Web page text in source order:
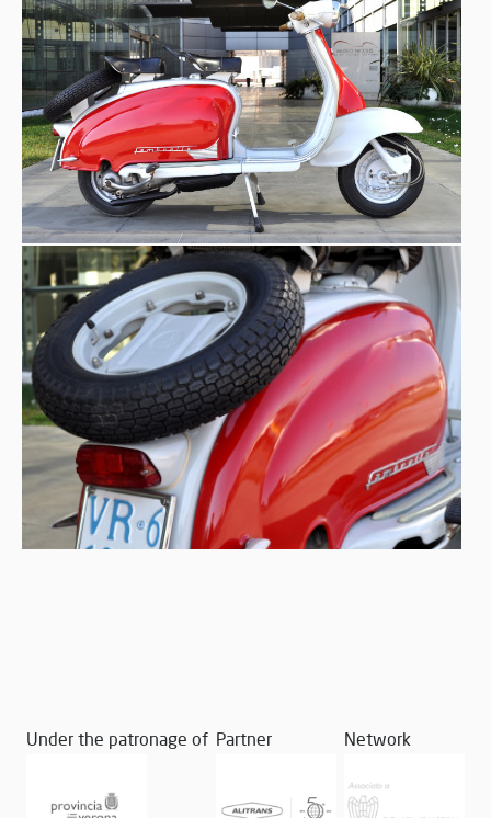
Under the patronage of Partner Network